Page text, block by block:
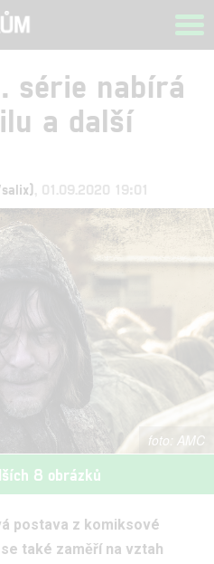
série nabírá
a další
, 01.09.2020 19:01
AMC
8 obrázků
postava z komiksové
také zaměří na vztah